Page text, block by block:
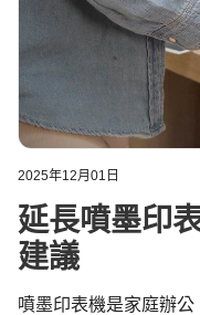
2025年12月01日
延長噴墨印
建議
噴墨印表機是家庭辦